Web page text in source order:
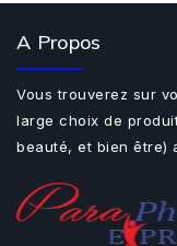
A Propos
Vous trouverez sur
large choix de
beauté, et bien être)